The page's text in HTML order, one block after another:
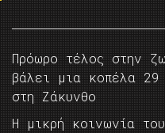
Πρόωρο τέλος στην
βάλει μια κοπέλα
στη Ζάκυνθο
Η μικρή κοινωνία